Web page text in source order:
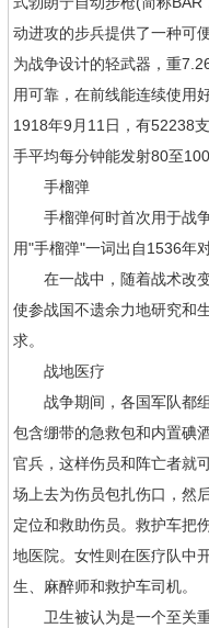
动进攻的步兵提供了一种可
为战争设计的轻武器，重
用可靠，在前线能连续使用
1918年9月11日，有52238
手平均每分钟能发射80至100
手榴弹
手榴弹何时首次用于战
用"手榴弹"一词出自1536年
在一战中，随着战术改
使参战国不遗余力地研究和
求。
战地医疗
战争期间，各国军队都
包含绷带的急救包和内置碘
官兵，这样伤员和阵亡者就
场上去为伤员包扎伤口，然
定位和救助伤员。救护车把
地医院。女性则在医疗队中
生、麻醉师和救护车司机。
卫生被认为是一个至关